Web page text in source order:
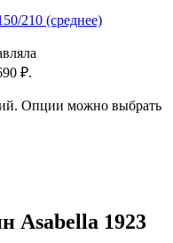
210 (среднее)
₽.
Опции можно выбрать
Asabella 1923